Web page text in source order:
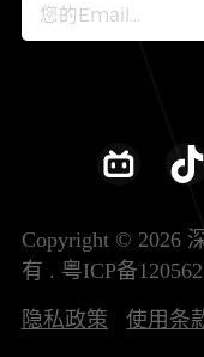
Copyright © 2026
有 . 粤ICP备
隐私政策 使用条